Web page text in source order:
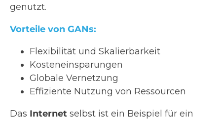
genutzt.
Vorteile von GANs:
Flexibilität und Skalierbarkeit
Kosteneinsparungen
Globale Vernetzung
Effiziente Nutzung von Ressourcen
Das Internet selbst ist ein Beispiel für ein